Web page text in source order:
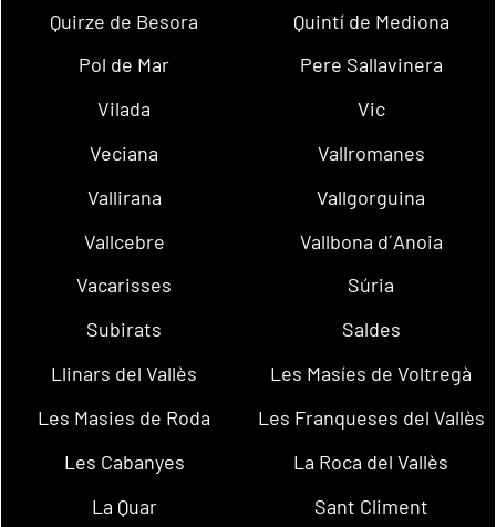
Quirze de Besora
Quintí de Mediona
Pol de Mar
Pere Sallavinera
Vilada
Vic
Veciana
Vallromanes
Vallirana
Vallgorguina
Vallcebre
Vallbona d´Anoia
Vacarisses
Súria
Subirats
Saldes
Llinars del Vallès
Les Masíes de Voltregà
Les Masies de Roda
Les Franqueses del Vallès
Les Cabanyes
La Roca del Vallès
La Quar
Sant Climent